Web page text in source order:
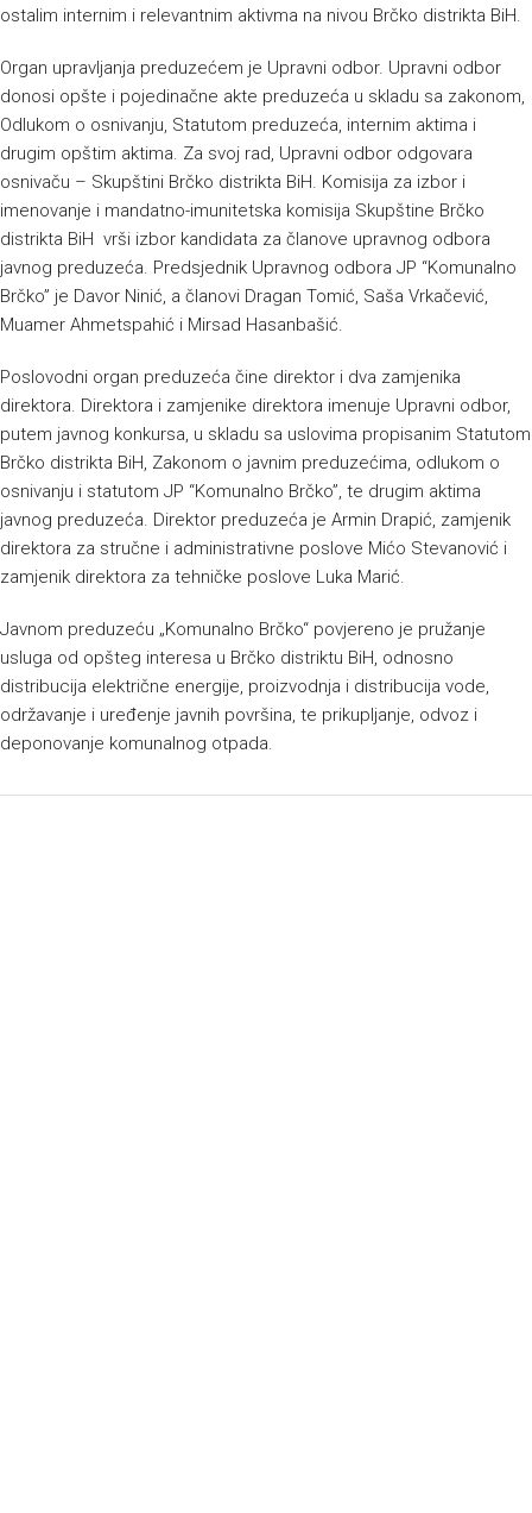
ostalim internim i relevantnim aktivma na nivou Brčko distrikta BiH.
Organ upravljanja preduzećem je Upravni odbor. Upravni odbor
donosi opšte i pojedinačne akte preduzeća u skladu sa zakonom,
Odlukom o osnivanju, Statutom preduzeća, internim aktima i
drugim opštim aktima. Za svoj rad, Upravni odbor odgovara
osnivaču – Skupštini Brčko distrikta BiH. Komisija za izbor i
imenovanje i mandatno-imunitetska komisija Skupštine Brčko
distrikta BiH vrši izbor kandidata za članove upravnog odbora
javnog preduzeća. Predsjednik Upravnog odbora JP “Komunalno
Brčko” je Davor Ninić, a članovi Dragan Tomić, Saša Vrkačević,
Muamer Ahmetspahić i Mirsad Hasanbašić.
Poslovodni organ preduzeća čine direktor i dva zamjenika
direktora. Direktora i zamjenike direktora imenuje Upravni odbor,
putem javnog konkursa, u skladu sa uslovima propisanim Statutom
Brčko distrikta BiH, Zakonom o javnim preduzećima, odlukom o
osnivanju i statutom JP “Komunalno Brčko”, te drugim aktima
javnog preduzeća. Direktor preduzeća je Armin Drapić, zamjenik
direktora za stručne i administrativne poslove Mićo Stevanović i
zamjenik direktora za tehničke poslove Luka Marić.
Javnom preduzeću „Komunalno Brčko“ povjereno je pružanje
usluga od opšteg interesa u Brčko distriktu BiH, odnosno
distribucija električne energije, proizvodnja i distribucija vode,
održavanje i uređenje javnih površina, te prikupljanje, odvoz i
deponovanje komunalnog otpada.